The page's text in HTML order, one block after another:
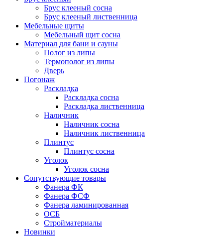
Брус клееный сосна
Брус клееный лиственница
Мебельные щиты
Мебельный щит сосна
Материал для бани и сауны
Полог из липы
Термополог из липы
Дверь
Погонаж
Раскладка
Раскладка сосна
Раскладка лиственница
Наличник
Наличник сосна
Наличник лиственница
Плинтус
Плинтус сосна
Уголок
Уголок сосна
Сопутствующие товары
Фанера ФК
Фанера ФСФ
Фанера ламинированная
ОСБ
Стройматериалы
Новинки